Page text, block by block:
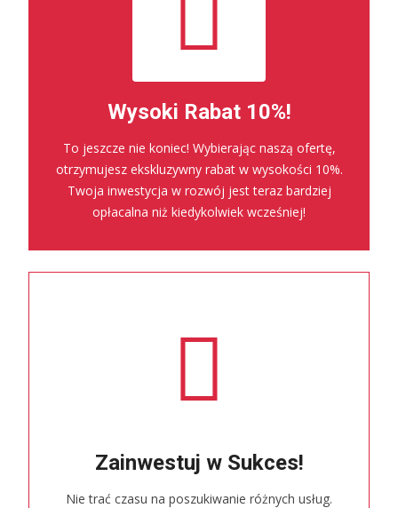
Wysoki Rabat 10%!
To jeszcze nie koniec! Wybierając naszą ofertę,
otrzymujesz ekskluzywny rabat w wysokości 10%.
Twoja inwestycja w rozwój jest teraz bardziej
opłacalna niż kiedykolwiek wcześniej!
Zainwestuj w Sukces!
Nie trać czasu na poszukiwanie różnych usług.